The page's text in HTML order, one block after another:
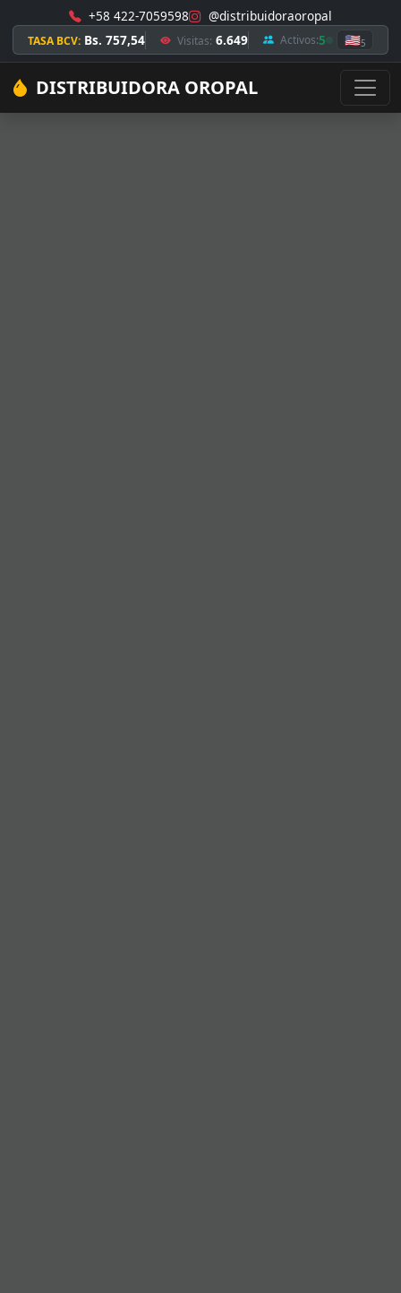
+58 422-7059598 @distribuidoraoropal
TASA BCV: Bs. 757,54 Visitas: 6.649 Activos:5 🇺🇸5
DISTRIBUIDORA OROPAL